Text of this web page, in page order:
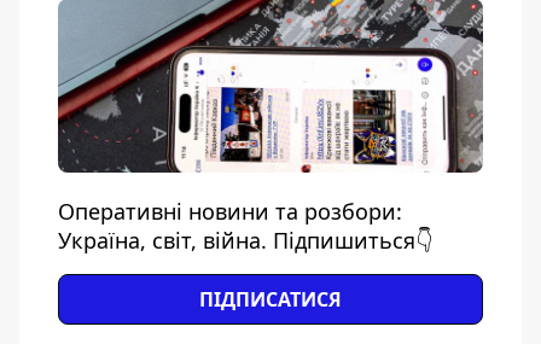
Оперативні новини та розбори:
Україна, світ, війна. Підпишиться👇
ПІДПИСАТИСЯ